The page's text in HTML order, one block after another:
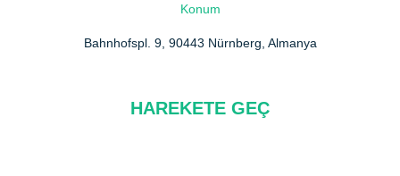
HAREKETE GEÇ
Konum
Bahnhofspl. 9, 90443 Nürnberg, Almanya